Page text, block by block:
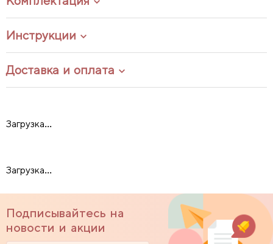
Инструкции
Доставка и оплата
Загрузка...
Загрузка...
Подписывайтесь на
новости и акции